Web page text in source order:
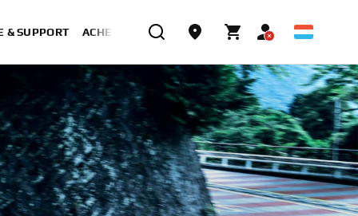
& SUPPORT ACHETER MAINTENANT